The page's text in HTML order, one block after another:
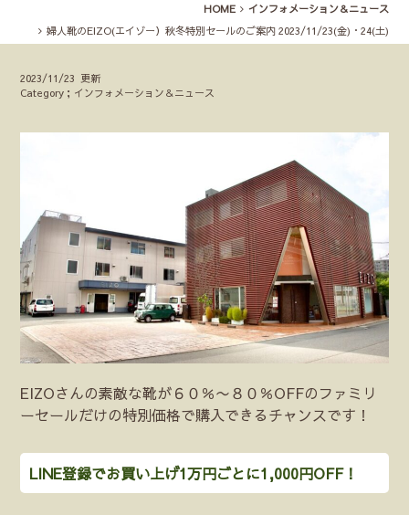
HOME
インフォメーション＆ニュース
婦人靴のEIZO(エイゾー）秋冬特別セールのご案内 2023/11/23(金)・24(土)
2023/11/23 更新
Category；インフォメーション＆ニュース
EIZOさんの素敵な靴が６０％〜８０％OFFのファミリ
ーセールだけの特別価格で購入できるチャンスです！
LINE登録でお買い上げ1万円ごとに1,000円OFF！